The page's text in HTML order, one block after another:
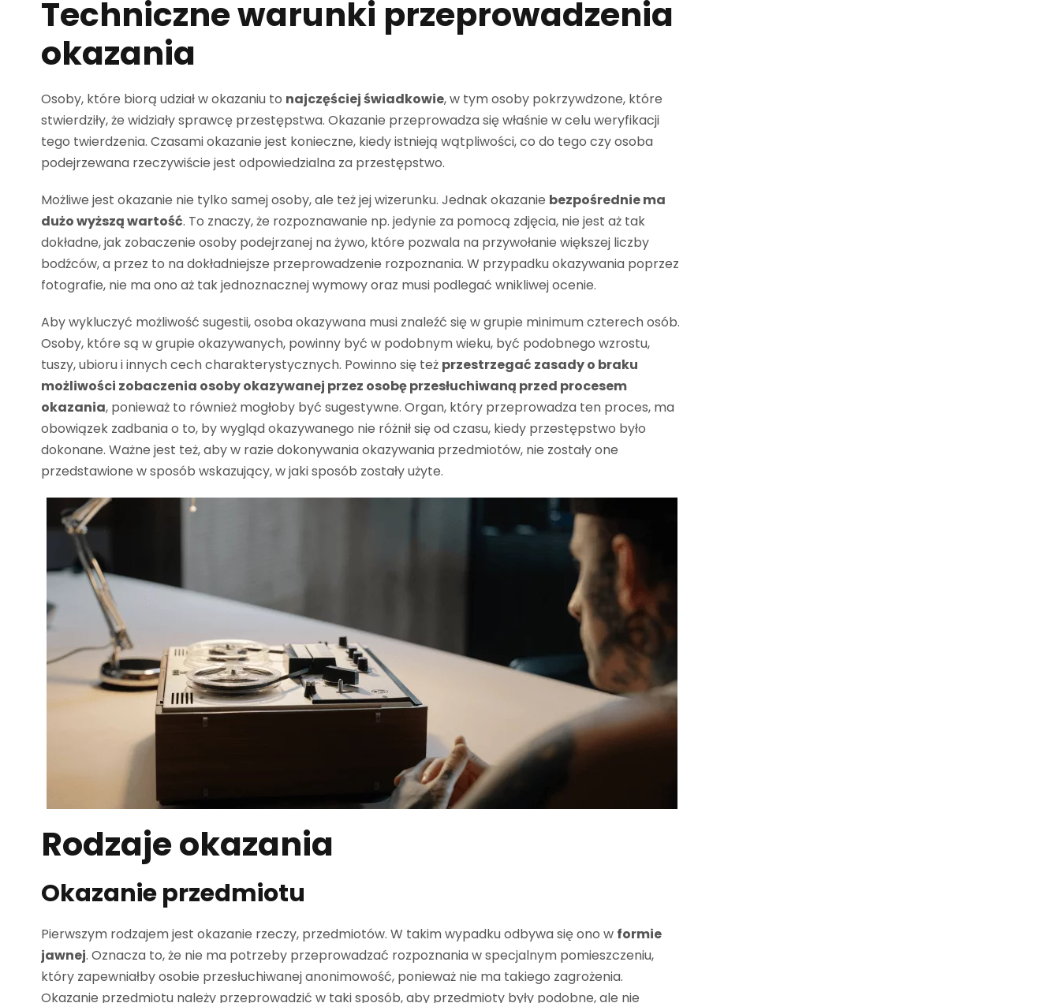
Techniczne warunki przeprowadzenia
okazania
Osoby, które biorą udział w okazaniu to najczęściej świadkowie, w tym osoby pokrzywdzone, które
stwierdziły, że widziały sprawcę przestępstwa. Okazanie przeprowadza się właśnie w celu weryfikacji
tego twierdzenia. Czasami okazanie jest konieczne, kiedy istnieją wątpliwości, co do tego czy osoba
podejrzewana rzeczywiście jest odpowiedzialna za przestępstwo.
Możliwe jest okazanie nie tylko samej osoby, ale też jej wizerunku. Jednak okazanie bezpośrednie ma
dużo wyższą wartość. To znaczy, że rozpoznawanie np. jedynie za pomocą zdjęcia, nie jest aż tak
dokładne, jak zobaczenie osoby podejrzanej na żywo, które pozwala na przywołanie większej liczby
bodźców, a przez to na dokładniejsze przeprowadzenie rozpoznania. W przypadku okazywania poprzez
fotografie, nie ma ono aż tak jednoznacznej wymowy oraz musi podlegać wnikliwej ocenie.
Aby wykluczyć możliwość sugestii, osoba okazywana musi znaleźć się w grupie minimum czterech osób.
Osoby, które są w grupie okazywanych, powinny być w podobnym wieku, być podobnego wzrostu,
tuszy, ubioru i innych cech charakterystycznych. Powinno się też przestrzegać zasady o braku
możliwości zobaczenia osoby okazywanej przez osobę przesłuchiwaną przed procesem
okazania, ponieważ to również mogłoby być sugestywne. Organ, który przeprowadza ten proces, ma
obowiązek zadbania o to, by wygląd okazywanego nie różnił się od czasu, kiedy przestępstwo było
dokonane. Ważne jest też, aby w razie dokonywania okazywania przedmiotów, nie zostały one
przedstawione w sposób wskazujący, w jaki sposób zostały użyte.
Rodzaje okazania
Okazanie przedmiotu
Pierwszym rodzajem jest okazanie rzeczy, przedmiotów. W takim wypadku odbywa się ono w formie
jawnej. Oznacza to, że nie ma potrzeby przeprowadzać rozpoznania w specjalnym pomieszczeniu,
który zapewniałby osobie przesłuchiwanej anonimowość, ponieważ nie ma takiego zagrożenia.
Okazanie przedmiotu należy przeprowadzić w taki sposób, aby przedmioty były podobne, ale nie